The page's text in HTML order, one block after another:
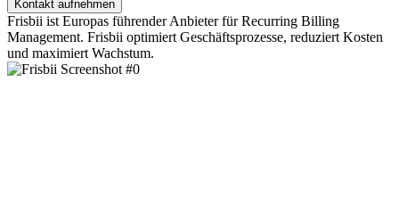
Kontakt aufnehmen
Frisbii ist Europas führender Anbieter für Recurring Billing
Management. Frisbii optimiert Geschäftsprozesse, reduziert Kosten
und maximiert Wachstum.